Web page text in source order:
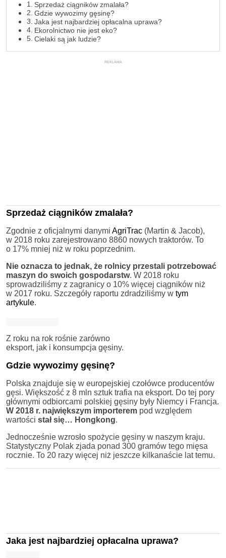
Sprzedaż ciągników zmalała?
Gdzie wywozimy gęsinę?
Jaka jest najbardziej opłacalna uprawa?
Ekorolnictwo nie jest eko?
Cielaki są jak ludzie?
REKLAMA
Sprzedaż ciągników zmalała?
Zgodnie z oficjalnymi danymi AgriTrac (Martin & Jacob),
w 2018 roku zarejestrowano 8860 nowych traktorów. To
o 17% mniej niż w roku poprzednim.
Nie oznacza to jednak, że rolnicy przestali potrzebować
maszyn do swoich gospodarstw. W 2018 roku
sprowadziliśmy z zagranicy o 10% więcej ciągników niż
w 2017 roku. Szczegóły raportu zdradziliśmy w tym
artykule.
Z roku na rok rośnie zarówno
eksport, jak i konsumpcja gęsiny.
Gdzie wywozimy gęsinę?
Polska znajduje się w europejskiej czołówce producentów
gęsi. Większość z 8 mln sztuk trafia na eksport. Do tej pory
głównymi odbiorcami polskiej gęsiny były Niemcy i Francja.
W 2018 r. największym importerem pod względem
wartości stał się… Hongkong.
Jednocześnie wzrosło spożycie gęsiny w naszym kraju.
Statystyczny Polak zjada ponad 300 gramów tego mięsa
rocznie. To 20 razy więcej niż jeszcze kilkanaście lat temu.
Jaka jest najbardziej opłacalna uprawa?